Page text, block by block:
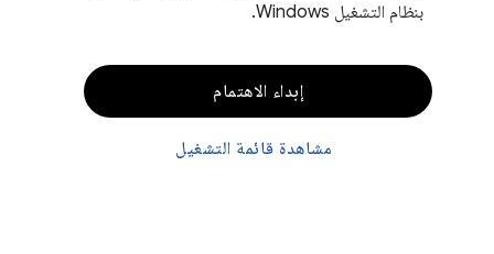
بنظام التشغيل Windows.
إبداء الاهتمام
مشاهدة قائمة التشغيل